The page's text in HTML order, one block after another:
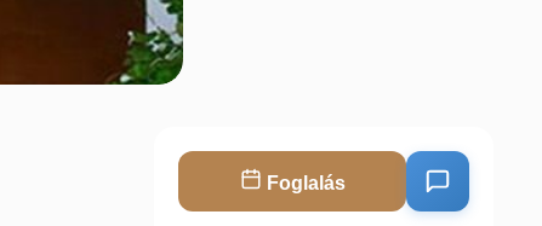
Foglalás